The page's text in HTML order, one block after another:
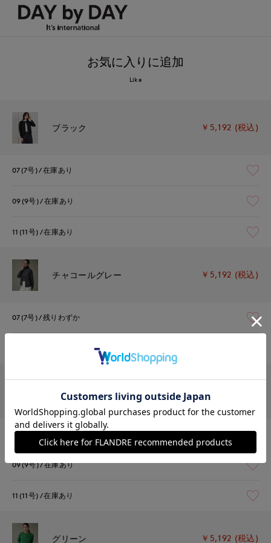
お気に入りに追加
Like
ブラック ￥5,192 (税込)
07(7号) 在庫あり
09(9号) 在庫あり
11(11号) 在庫あり
チャコールグレー ￥5,192 (税込)
07(7号) 残りわずか
オフホワイト
07(7号) 在庫あり
09(9号) 在庫あり
11(11号) 在庫あり
グリーン ￥5,192 (税込)